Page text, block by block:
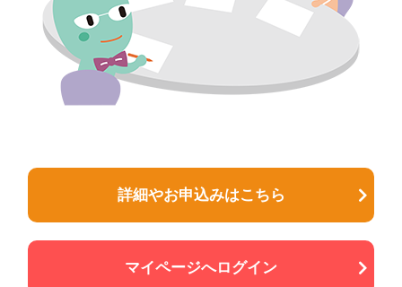
詳細やお申込みはこちら
マイページへログイン